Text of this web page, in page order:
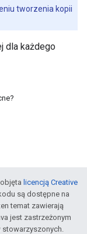
tworzenia kopii
dla każdego
licencją Creative
są dostępne na
temat zawierają
jest zastrzeżonym
stowarzyszonych.